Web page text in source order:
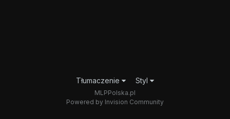
Tłumaczenie Styl
MLPPolska.pl
Powered by Invision Community